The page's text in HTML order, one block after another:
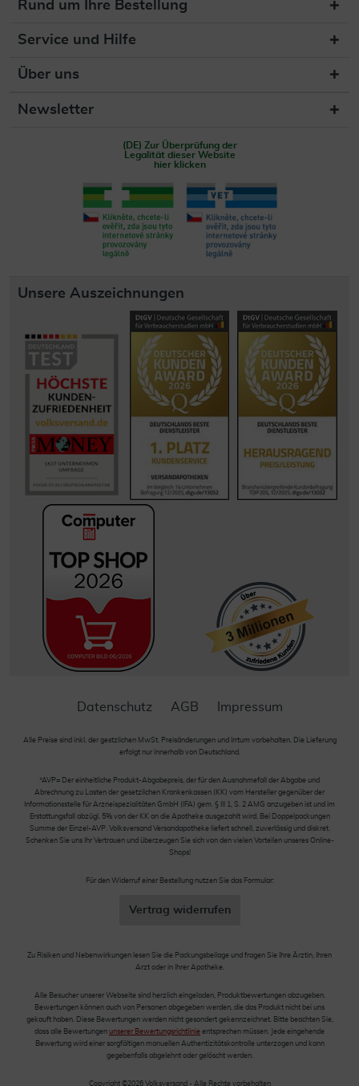
Rund um Ihre Bestellung
Service und Hilfe
Über uns
Newsletter
(DE) Zur Überprüfung der
Legalität dieser Website
hier klicken
Unsere Auszeichnungen
Datenschutz AGB Impressum
Alle Preise sind inkl. der gestzlichen MwSt. Preisänderungen und Irrtum vorbehalten. Die Lieferung
erfolgt nur innerhalb von Deutschland.
*AVP= Der einheitliche Produkt-Abgabepreis, der für den Ausnahmefall der Abgabe und
Abrechnung zu Lasten der gesetzlichen Krankenkassen (KK) vom Hersteller gegenüber der
Informationsstelle für Arzneispezialitäten GmbH (IFA) gem. § III 1, S. 2 AMG anzugeben ist und im
Erstattungsfall abzügl. 5% von der KK an die Apotheke ausgezahlt wird. Bei Doppelpackungen
Summe der Einzel-AVP. Volksversand Versandapotheke liefert schnell, zuverlässig und diskret.
Schenken Sie uns Ihr Vertrauen und überzeugen Sie sich von den vielen Vorteilen unseres Online-
Shops!
Für den Widerruf einer Bestellung nutzen Sie das Formular:
Vertrag widerrufen
Zu Risiken und Nebenwirkungen lesen Sie die Packungsbeilage und fragen Sie Ihre Ärztin, Ihren
Arzt oder in Ihrer Apotheke.
Alle Besucher unserer Webseite sind herzlich eingeladen, Produktbewertungen abzugeben.
Bewertungen können auch von Personen abgegeben werden, die das Produkt nicht bei uns
gekauft haben. Diese Bewertungen werden nicht gesondert gekennzeichnet. Bitte beachten Sie,
dass alle Bewertungen unserer Bewertungsrichtlinie entsprechen müssen. Jede eingehende
Bewertung wird einer sorgfältigen manuellen Authentizitätskontrolle unterzogen und kann
gegebenfalls abgelehnt oder gelöscht werden.
Copyright ©2026 Volksversand - Alle Rechte vorbehalten